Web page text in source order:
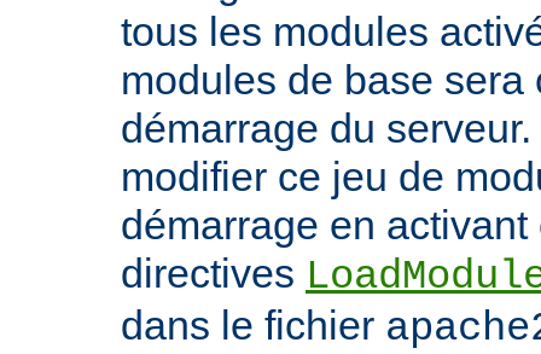
tous les modules
modules de base sera
démarrage du
modifier ce jeu de
démarrage en
directives
dans le fichier